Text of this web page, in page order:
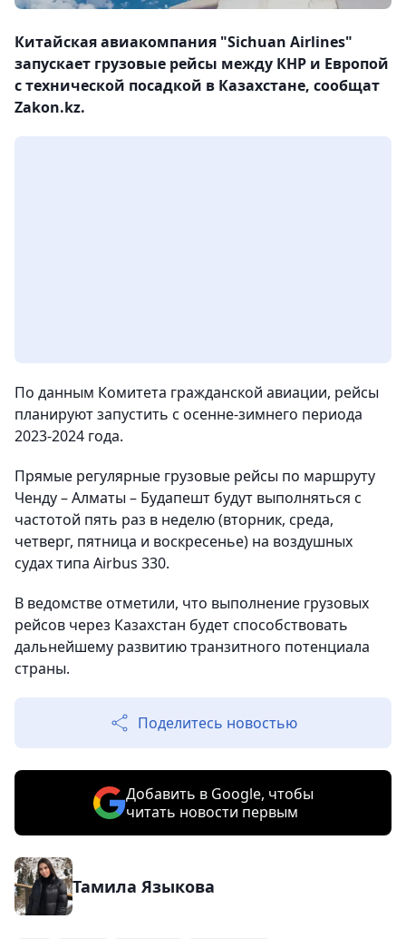
Китайская авиакомпания "Sichuan Airlines"
запускает грузовые рейсы между КНР и Европой
с технической посадкой в Казахстане, сообщат
Zakon.kz.
По данным Комитета гражданской авиации, рейсы
планируют запустить с осенне-зимнего периода
2023-2024 года.
Прямые регулярные грузовые рейсы по маршруту
Ченду – Алматы – Будапешт будут выполняться с
частотой пять раз в неделю (вторник, среда,
четверг, пятница и воскресенье) на воздушных
судах типа Airbus 330.
В ведомстве отметили, что выполнение грузовых
рейсов через Казахстан будет способствовать
дальнейшему развитию транзитного потенциала
страны.
Поделитесь новостью
Добавить в Google, чтобы
читать новости первым
Тамила Языкова